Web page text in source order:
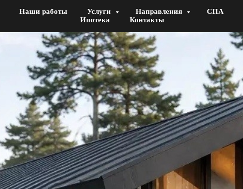
Наши работы Услуги Направления СПА
Ипотека
Контакты